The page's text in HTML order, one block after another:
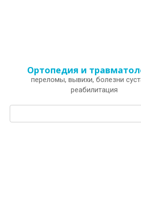
Ортопедия и
переломы, вывихи, болезни
реабилитация
Поиск: